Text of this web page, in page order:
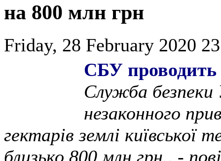
на 800 млн грн
Friday, 28 February 2020
СБУ проводить
Служба
незаконного
гектарів землі київської
близько 800 млн грн., -